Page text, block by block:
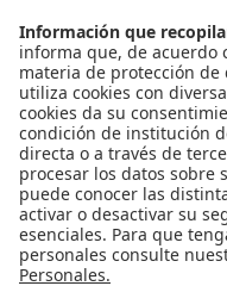
Noticias
Eventos
Profesores
Iniciativas estudiantiles
Escuela Internacional
Apoyo financiero
Software y tecnología